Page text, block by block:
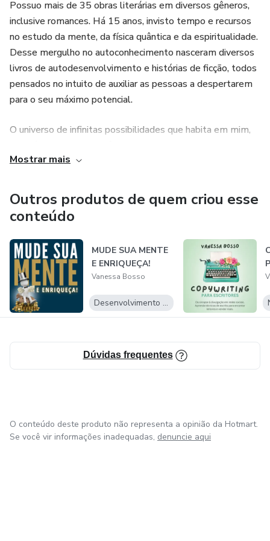
quando você manifesta amor, o mundo inteiro responde na
mesma vibração.
Possuo mais de 35 obras literárias em diversos gêneros,
inclusive romances. Há 15 anos, invisto tempo e recursos
no estudo da mente, da física quântica e da espiritualidade.
Desse mergulho no autoconhecimento nasceram diversos
livros de autodesenvolvimento e histórias de ficção, todos
pensados no intuito de auxiliar as pessoas a despertarem
para o seu máximo potencial.
O universo de infinitas possibilidades que habita em mim,
Mostrar mais
Outros produtos de quem criou esse
conteúdo
MUDE SUA MENTE
E ENRIQUEÇA!
Vanessa Bosso
Desenvolvimento Pessoal
Dúvidas frequentes
O conteúdo deste produto não representa a opinião da Hotmart.
Se você vir informações inadequadas, denuncie aqui